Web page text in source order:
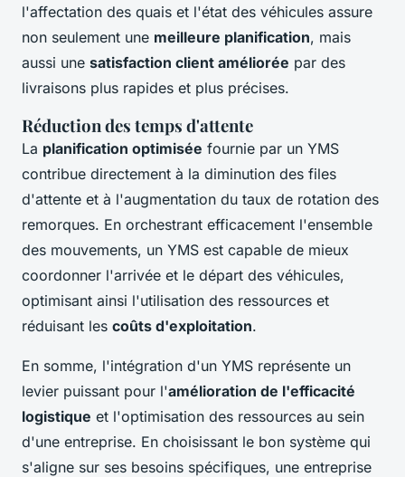
l'affectation des quais et l'état des véhicules assure
non seulement une meilleure planification, mais
aussi une satisfaction client améliorée par des
livraisons plus rapides et plus précises.
Réduction des temps d'attente
La planification optimisée fournie par un YMS
contribue directement à la diminution des files
d'attente et à l'augmentation du taux de rotation des
remorques. En orchestrant efficacement l'ensemble
des mouvements, un YMS est capable de mieux
coordonner l'arrivée et le départ des véhicules,
optimisant ainsi l'utilisation des ressources et
réduisant les coûts d'exploitation.
En somme, l'intégration d'un YMS représente un
levier puissant pour l'amélioration de l'efficacité
logistique et l'optimisation des ressources au sein
d'une entreprise. En choisissant le bon système qui
s'aligne sur ses besoins spécifiques, une entreprise